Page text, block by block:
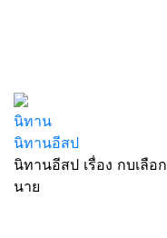
นิทาน
นิทานอีสป
นิทานอีสป เรื่อง กบเลือก
นาย